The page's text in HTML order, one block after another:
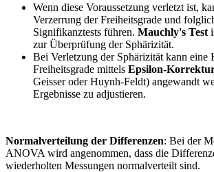
Wenn diese Voraussetzung verletzt ist,
Verzerrung der Freiheitsgrade und
Signifikanztests führen. Mauchly's Test
zur Überprüfung der Sphärizität.
Bei Verletzung der Sphärizität kann eine
Freiheitsgrade mittels Epsilon-
Geisser oder Huynh-Feldt) angewandt
Ergebnisse zu adjustieren.
Normalverteilung der Differenzen: Bei der
ANOVA wird angenommen, dass die
wiederholten Messungen normalverteilt sind.